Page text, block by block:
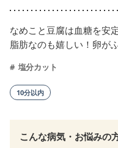
なめこと豆腐は血糖を安
脂肪なのも嬉しい！卵が
塩分カット
10分以内
こんな病気・お悩みの